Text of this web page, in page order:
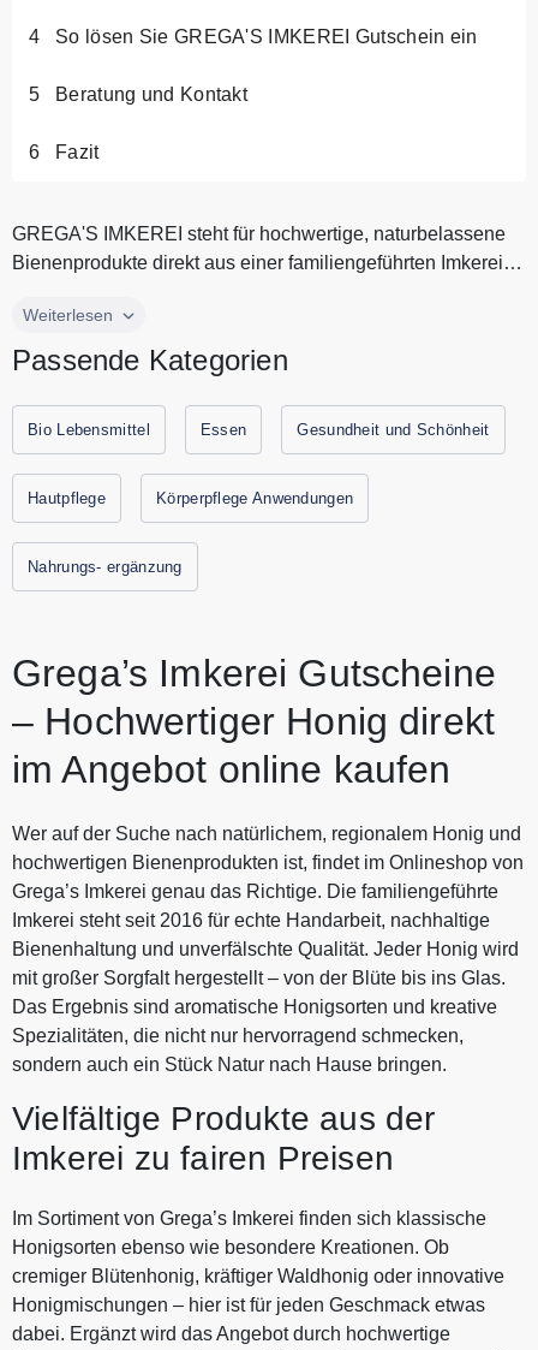
So lösen Sie GREGA'S IMKEREI Gutschein ein
Beratung und Kontakt
Fazit
GREGA'S IMKEREI steht für hochwertige, naturbelassene
Bienenprodukte direkt aus einer familiengeführten Imkerei
GREGA'S IMKEREI steht für hochwertige, naturbelassene
im Bergischen Land. Seit 2016 produzieren Leon und
Honigsorten und kreative Honigspezialitäten, die
ausschließlich aus regionalen Pflanzen gewonnen und
schonend verarbeitet werden. Dabei wird großer Wert auf
Nachhaltigkeit, artgerechte Bienenhaltung und den Verzicht
auf künstliche Zusatzstoffe gelegt. GREGA'S IMKEREI
verbindet traditionelles Handwerk mit modernen Ideen und
Gutscheine und Rabattaktionen von GREGA'S IMKEREI
finden Sie immer hier auf Gutscheine.codes.
Weiterlesen
Passende Kategorien
Bio Lebensmittel Essen Gesundheit und Schönheit
Hautpflege Körperpflege Anwendungen
Nahrungs- ergänzung
Grega’s Imkerei Gutscheine
– Hochwertiger Honig direkt
im Angebot online kaufen
Wer auf der Suche nach natürlichem, regionalem Honig und
hochwertigen Bienenprodukten ist, findet im Onlineshop von
Grega’s Imkerei genau das Richtige. Die familiengeführte
Imkerei steht seit 2016 für echte Handarbeit, nachhaltige
Bienenhaltung und unverfälschte Qualität. Jeder Honig wird
mit großer Sorgfalt hergestellt – von der Blüte bis ins Glas.
Das Ergebnis sind aromatische Honigsorten und kreative
Spezialitäten, die nicht nur hervorragend schmecken,
sondern auch ein Stück Natur nach Hause bringen.
Vielfältige Produkte aus der
Imkerei zu fairen Preisen
Im Sortiment von Grega’s Imkerei finden sich klassische
Honigsorten ebenso wie besondere Kreationen. Ob
cremiger Blütenhonig, kräftiger Waldhonig oder innovative
Honigmischungen – hier ist für jeden Geschmack etwas
dabei. Ergänzt wird das Angebot durch hochwertige